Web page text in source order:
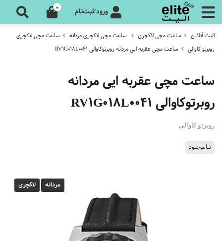
ورود/ثبت‌نام 0
الیت آنلاین ساعت مچی لاکچری ساعت مچی لاکچری مردانه
ساعت مچی لاکچری
روبرتو کاوالی
ساعت مچی عقربه ایی مردانه روبرتوکاوالی RV1G018L0041
ساعت مچی عقربه ایی مردانه
روبرتوکاوالی RV1G018L0041
روبرتو کاوالی
نـاموجـود
مردانه لاکچری